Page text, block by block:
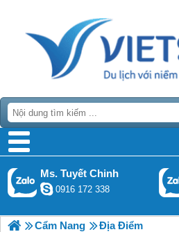
Ms. Tuyết Chinh
0916 172 338
Cẩm Nang
Địa Điểm